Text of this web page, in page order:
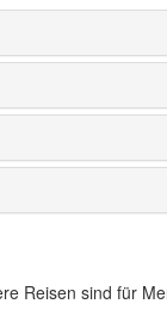
Reisen sind für